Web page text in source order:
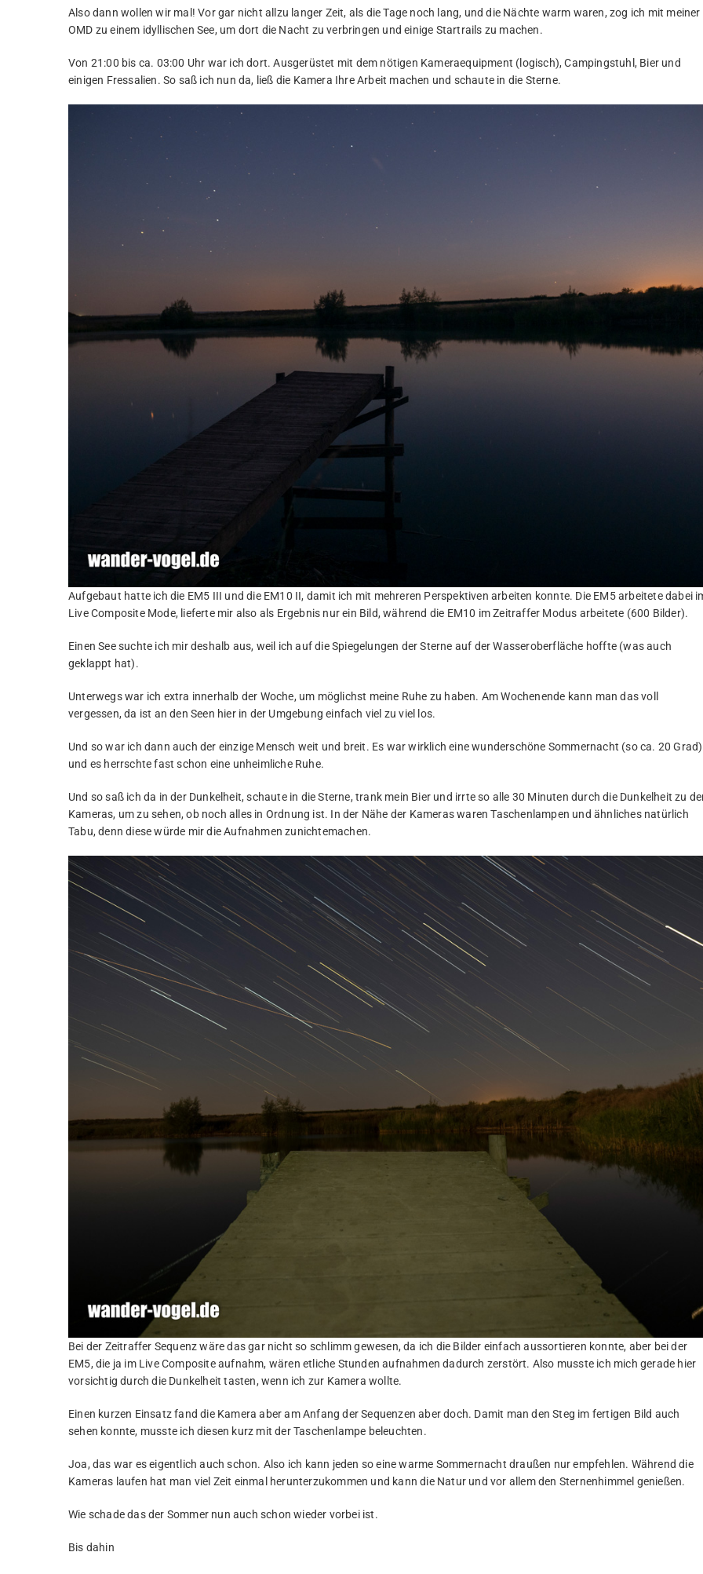
Also dann wollen wir mal! Vor gar nicht allzu langer Zeit, als die Tage noch lang, und die Nächte warm waren, zog ich mit meiner
OMD zu einem idyllischen See, um dort die Nacht zu verbringen und einige Startrails zu machen.
Von 21:00 bis ca. 03:00 Uhr war ich dort. Ausgerüstet mit dem nötigen Kameraequipment (logisch), Campingstuhl, Bier und
einigen Fressalien. So saß ich nun da, ließ die Kamera Ihre Arbeit machen und schaute in die Sterne.
Aufgebaut hatte ich die EM5 III und die EM10 II, damit ich mit mehreren Perspektiven arbeiten konnte. Die EM5 arbeitete dabei
Live Composite Mode, lieferte mir also als Ergebnis nur ein Bild, während die EM10 im Zeitraffer Modus arbeitete (600 Bilder).
Einen See suchte ich mir deshalb aus, weil ich auf die Spiegelungen der Sterne auf der Wasseroberfläche hoffte (was auch
geklappt hat).
Unterwegs war ich extra innerhalb der Woche, um möglichst meine Ruhe zu haben. Am Wochenende kann man das voll
vergessen, da ist an den Seen hier in der Umgebung einfach viel zu viel los.
Und so war ich dann auch der einzige Mensch weit und breit. Es war wirklich eine wunderschöne Sommernacht (so ca. 20 Grad)
und es herrschte fast schon eine unheimliche Ruhe.
Und so saß ich da in der Dunkelheit, schaute in die Sterne, trank mein Bier und irrte so alle 30 Minuten durch die Dunkelheit zu
Kameras, um zu sehen, ob noch alles in Ordnung ist. In der Nähe der Kameras waren Taschenlampen und ähnliches natürlich
Tabu, denn diese würde mir die Aufnahmen zunichtemachen.
Bei der Zeitraffer Sequenz wäre das gar nicht so schlimm gewesen, da ich die Bilder einfach aussortieren konnte, aber bei der
EM5, die ja im Live Composite aufnahm, wären etliche Stunden aufnahmen dadurch zerstört. Also musste ich mich gerade hier
vorsichtig durch die Dunkelheit tasten, wenn ich zur Kamera wollte.
Einen kurzen Einsatz fand die Kamera aber am Anfang der Sequenzen aber doch. Damit man den Steg im fertigen Bild auch
sehen konnte, musste ich diesen kurz mit der Taschenlampe beleuchten.
Joa, das war es eigentlich auch schon. Also ich kann jeden so eine warme Sommernacht draußen nur empfehlen. Während die
Kameras laufen hat man viel Zeit einmal herunterzukommen und kann die Natur und vor allem den Sternenhimmel genießen.
Wie schade das der Sommer nun auch schon wieder vorbei ist.
Bis dahin